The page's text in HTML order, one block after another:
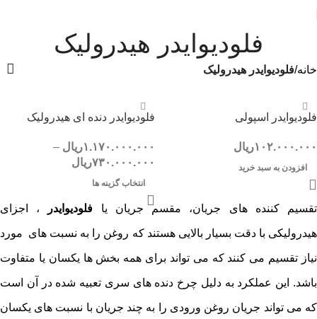
فلودیوایدر هیدرولیک
خانه فلودیوایدر هیدرولیک
فلودیوایدر اسپولی
۱۰۲.۰۰۰.۰۰۰ریال
افزودن به سبد خرید
فلودیوایدر دنده ای هیدرولیک
۱.۱۷۰.۰۰۰.۰۰۰ریال –
۷۳۰.۰۰۰.۰۰۰ریال
انتخاب گزینه ها
تقسیم ‌کننده ‌های جریان، مقسم جریان یا فلودیوایدر ، اجزای
هیدرولیکی با دقت بسیار بالایی هستند که روغن را به نسبت ‌های مورد
نیاز تقسیم می ‌کنند که می ‌تواند برای همه بخش ‌ها یکسان یا متفاوت
باشد. این عملکرد به دلیل چرخ دنده های سری تعبیه شده در آن است
که می تواند جریان روغن ورودی را به چند جریان با نسبت های یکسان